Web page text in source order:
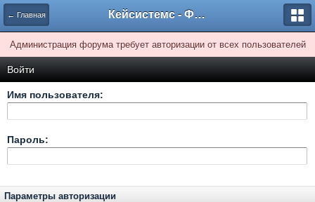
← Главная Кейсистемс - Форумы
Администрация форума требует авторизации от всех пользователей
Войти
Имя пользователя:
Пароль:
Параметры авторизации